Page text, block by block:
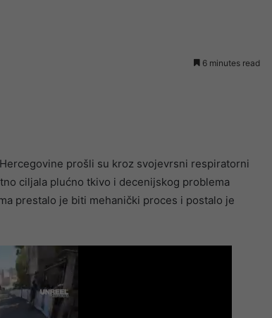
6 minutes read
prošli su kroz svojevrsni respiratorni
ciljala plućno tkivo i decenijskog problema
prestalo je biti mehanički proces i postalo je